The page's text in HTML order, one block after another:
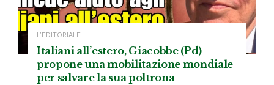
L’EDITORIALE
Italiani all’estero, Giacobbe (Pd)
propone una mobilitazione mondiale
per salvare la sua poltrona